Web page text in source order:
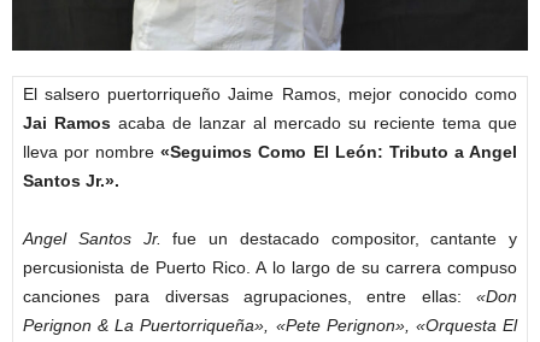
El salsero puertorriqueño Jaime Ramos, mejor conocido como
Jai Ramos acaba de lanzar al mercado su reciente tema que
lleva por nombre«Seguimos Como El León: Tributo a Angel
Santos Jr.».
Angel Santos Jr.
fue un destacado compositor, cantante y
percusionista de Puerto Rico. A lo largo de su carrera compuso
canciones para diversas agrupaciones, entre ellas: «Don
Perignon & La Puertorriqueña», «Pete Perignon», «Orquesta El